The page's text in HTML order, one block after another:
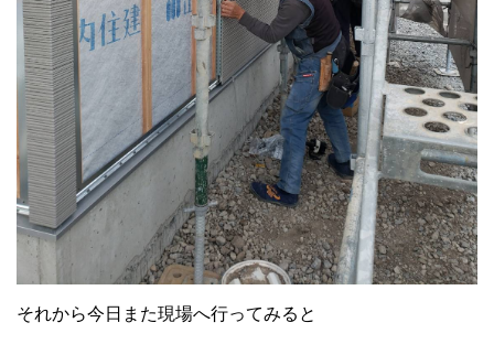
それから今日また現場へ行ってみると